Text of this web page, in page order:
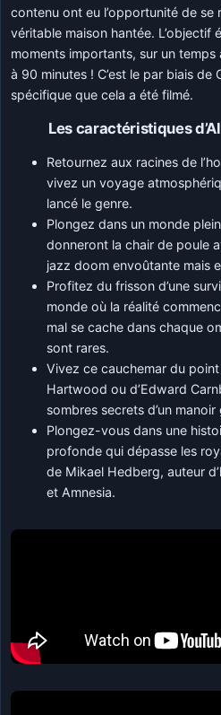
contenu ont eu l’opportunité de se
véritable maison hantée. L’objectif
moments importants, sur un
à 90 minutes ! C’est le par biais de
spécifique que cela a été filmé.
Les caractéristiques
Retournez aux racines de
vivez un voyage
lancé le genre.
Plongez dans un monde
donneront la chair de poule
jazz doom envoûtante mais
Profitez du frisson d’une
monde où la réalité
mal se cache dans chaque
sont rares.
Vivez ce cauchemar du point
Hartwood ou d’Edward
sombres secrets d’un
Plongez-vous dans une
profonde qui dépasse les
de Mikael Hedberg, auteur
et Amnesia.